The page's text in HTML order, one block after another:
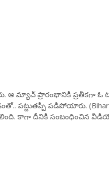
ఆ మ్యాచ్ ప్రారంభానికి ప్రతీకగా
పట్టుతప్పి పడిపోయారు.
కాగా దీనికి సంబంధించిన